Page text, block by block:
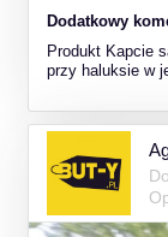
Dodatkowy
Produkt Kapcie
przy haluksie w